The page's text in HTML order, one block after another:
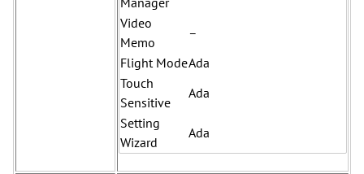
Video
Memo
–
Flight ModeAda
Touch
Sensitive
Ada
Setting
Wizard
Ada